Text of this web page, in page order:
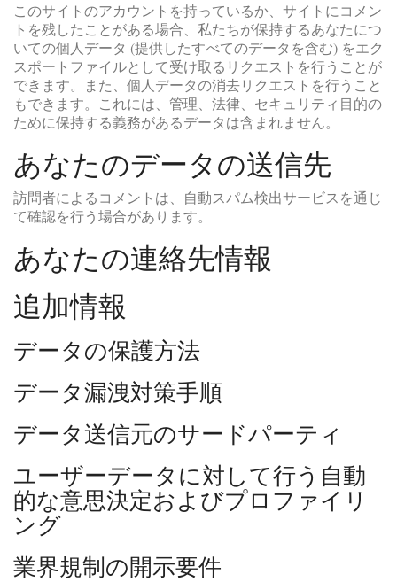
このサイトのアカウントを持っているか、サイトにコメン
トを残したことがある場合、私たちが保持するあなたにつ
いての個人データ (提供したすべてのデータを含む) をエク
スポートファイルとして受け取るリクエストを行うことが
できます。また、個人データの消去リクエストを行うこと
もできます。これには、管理、法律、セキュリティ目的の
ために保持する義務があるデータは含まれません。
あなたのデータの送信先
訪問者によるコメントは、自動スパム検出サービスを通じ
て確認を行う場合があります。
あなたの連絡先情報
追加情報
データの保護方法
データ漏洩対策手順
データ送信元のサードパーティ
ユーザーデータに対して行う自動
的な意思決定およびプロファイリ
ング
業界規制の開示要件